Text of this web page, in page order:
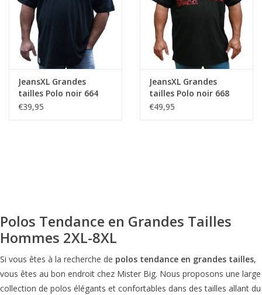
JeansXL Grandes
tailles Polo noir 664
€39,95
JeansXL Grandes
tailles Polo noir 668
€49,95
Polos Tendance en Grandes Tailles
Hommes 2XL-8XL
Si vous êtes à la recherche de polos tendance en grandes tailles,
vous êtes au bon endroit chez Mister Big. Nous proposons une large
collection de polos élégants et confortables dans des tailles allant du